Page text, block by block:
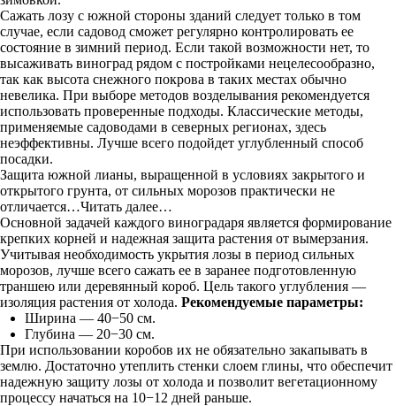
Сажать лозу с южной стороны зданий следует только в том
случае, если садовод сможет регулярно контролировать ее
состояние в зимний период. Если такой возможности нет, то
высаживать виноград рядом с постройками нецелесообразно,
так как высота снежного покрова в таких местах обычно
невелика. При выборе методов возделывания рекомендуется
использовать проверенные подходы. Классические методы,
применяемые садоводами в северных регионах, здесь
неэффективны. Лучше всего подойдет углубленный способ
посадки.
Защита южной лианы, выращенной в условиях закрытого и
открытого грунта, от сильных морозов практически не
отличается…Читать далее…
Основной задачей каждого виноградаря является формирование
крепких корней и надежная защита растения от вымерзания.
Учитывая необходимость укрытия лозы в период сильных
морозов, лучше всего сажать ее в заранее подготовленную
траншею или деревянный короб. Цель такого углубления —
изоляция растения от холода. Рекомендуемые параметры:
Ширина — 40−50 см.
Глубина — 20−30 см.
При использовании коробов их не обязательно закапывать в
землю. Достаточно утеплить стенки слоем глины, что обеспечит
надежную защиту лозы от холода и позволит вегетационному
процессу начаться на 10−12 дней раньше.